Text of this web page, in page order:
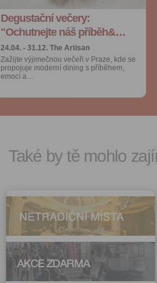
Degustační večery:
"Ochutnejte náš příběh&…
24.04. - 31.12. The Artisan
Zažijte výjimečnou večeři v Praze, kde se
propojuje moderní dining s příběhem,
emocí a…
Více výhod pro
přihlášené
Degustační večery:
"Ochutnejte náš příběh&…
24.04. - 31.12. The Artisan
Zažijte výjimečnou večeři v Praze, kde se
propojuje moderní dining s příběhem,
emocí a…
Více výhod pro
přihlášené
Také by tě mohlo